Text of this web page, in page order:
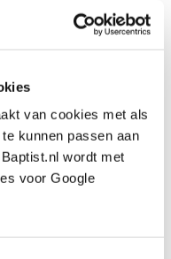
van cookies met als
kunnen passen aan
wordt met
voor Google
schuine snede